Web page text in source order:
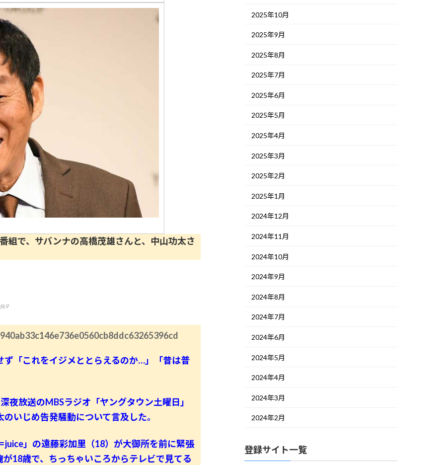
で、サバンナの高橋茂雄さんと、中山功太さ
「これをイジメととらえるのか…」「昔は普
放送のMBSラジオ「ヤングタウン土曜日」
いじめ告発騒動について言及した。
」の遠藤彩加里（18）が大御所を前に緊張
18歳で、ちっちゃいころからテレビで見てる
2025年10月
2025年9月
2025年8月
2025年7月
2025年6月
2025年5月
2025年4月
2025年3月
2025年2月
2025年1月
2024年12月
2024年11月
2024年10月
2024年9月
2024年8月
2024年7月
2024年6月
2024年5月
2024年4月
2024年3月
2024年2月
登録サイト一覧